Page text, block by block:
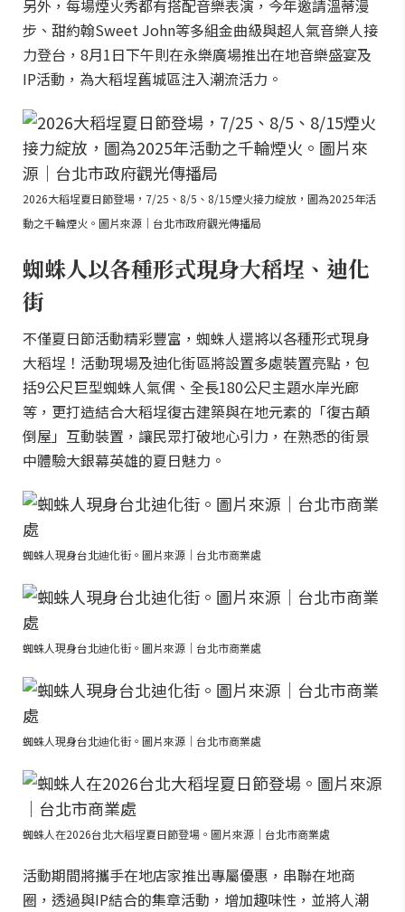
另外，每場煙火秀都有搭配音樂表演，今年邀請溫蒂漫
步、甜約翰Sweet John等多組金曲級與超人氣音樂人接
力登台，8月1日下午則在永樂廣場推出在地音樂盛宴及
IP活動，為大稻埕舊城區注入潮流活力。
2026大稻埕夏日節登場，7/25、8/5、8/15煙火接力綻放，圖為2025年活
動之千輪煙火。圖片來源｜台北市政府觀光傳播局
蜘蛛人以各種形式現身大稻埕、迪化
街
不僅夏日節活動精彩豐富，蜘蛛人還將以各種形式現身
大稻埕！活動現場及迪化街區將設置多處裝置亮點，包
括9公尺巨型蜘蛛人氣偶、全長180公尺主題水岸光廊
等，更打造結合大稻埕復古建築與在地元素的「復古顛
倒屋」互動裝置，讓民眾打破地心引力，在熟悉的街景
中體驗大銀幕英雄的夏日魅力。
蜘蛛人現身台北迪化街。圖片來源｜台北市商業處
蜘蛛人現身台北迪化街。圖片來源｜台北市商業處
蜘蛛人現身台北迪化街。圖片來源｜台北市商業處
蜘蛛人在2026台北大稻埕夏日節登場。圖片來源｜台北市商業處
活動期間將攜手在地店家推出專屬優惠，串聯在地商
圈，透過與IP結合的集章活動，增加趣味性，並將人潮